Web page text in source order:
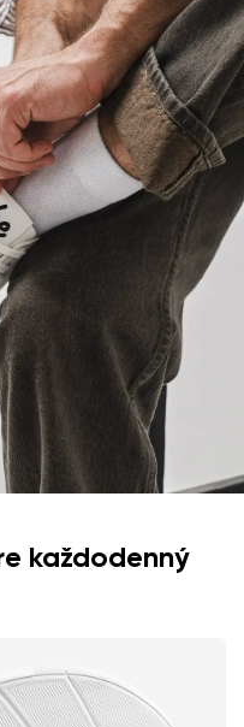
každodenný
osobných údajov v
zverejnením.
osobných údajov v
zverejnením.